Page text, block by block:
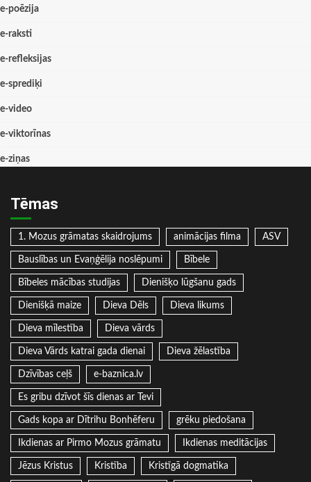
e-poēzija
e-raksti
e-refleksijas
e-sprediķi
e-video
e-viktorīnas
e-ziņas
Tēmas
1. Mozus grāmatas skaidrojums animācijas filma ASV
Bauslības un Evaņģēlija noslēpumi Bībele
Bībeles mācības studijas Dienišķo lūgšanu gads
Dienišķā maize Dieva Dēls Dieva likums
Dieva mīlestība Dieva vārds
Dieva Vārds katrai gada dienai Dieva žēlastība
Dzīvības ceļš e-baznica.lv
Es gribu dzīvot šīs dienas ar Tevi
Gads kopa ar Dītrihu Bonhēferu grēku piedošana
Ikdienas ar Pirmo Mozus grāmatu Ikdienas meditācijas
Jēzus Kristus Kristība Kristīgā dogmatika